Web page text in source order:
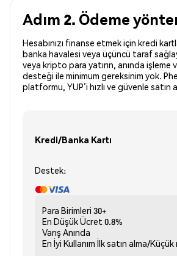
Adım 2. Ödeme
Hesabınızı finanse etmek için kredi
banka havalesi veya üçüncü taraf
veya kripto para yatırın, anında işleme
desteği ile minimum gereksinim yok.
platformu, YUP’i hızlı ve güvenle satın
Kredi/Banka Kartı
Destek:
Para Birimleri 30+
En Düşük Ücret 0.8%
Varış Anında
En İyi Kullanım İlk satın alma/